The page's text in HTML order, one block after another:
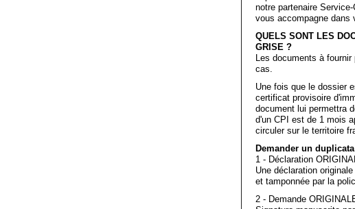
notre partenaire
vous accompagne dans
QUELS SONT LES
GRISE ?
Les documents à
cas.
Une fois que le dossier
certificat provisoire
document lui permettra
d'un CPI est de 1 mois
circuler sur le territoire
Demander un
1 - Déclaration
Une déclaration
et tamponnée par la
2 - Demande